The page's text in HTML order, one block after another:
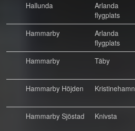
Hallunda
Arlanda
flygplats
Hammarby
Arlanda
flygplats
Hammarby
Täby
Hammarby Höjden
Kristinehamn
Hammarby Sjöstad
Knivsta